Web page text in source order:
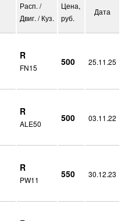
Расп. /
Двиг. / Куз.
Цена,
руб.
Дата
R
FN15
500 25.11.25
R
ALE50
500 03.11.22
R
PW11
550 30.12.23